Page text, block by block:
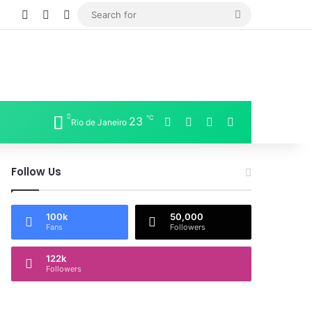
Log InSidebarSwitch skin
Rio de Janeiro 23 ℃ Facebook LinkedIn
Follow Us
100k
Fans
50,000
Followers
122k
Followers